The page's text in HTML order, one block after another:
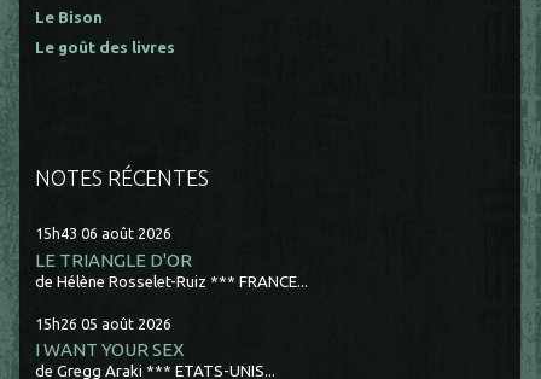
Le Bison
Le goût des livres
NOTES RÉCENTES
15h43 06 août 2026
LE TRIANGLE D'OR
de Hélène Rosselet-Ruiz *** FRANCE...
15h26 05 août 2026
I WANT YOUR SEX
de Gregg Araki *** ETATS-UNIS...